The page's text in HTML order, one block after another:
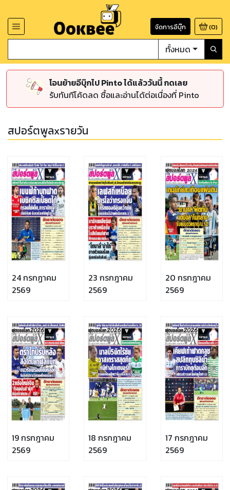
จัดการอีบุ๊ก (0)
ทั้งหมด
โอนย้ายอีบุ๊กไป Pinto ได้แล้ววันนี้ กดเลย
รับทันทีโค้ดลด ซื้อและอ่านได้ต่อเนื่องที่ Pinto
สปอร์ตพูลxรายวัน
24 กรกฏาคม
2569
23 กรกฎาคม
2569
20 กรกฎาคม
2569
19 กรกฎาคม
2569
18 กรกฎาคม
2569
17 กรกฎาคม
2569